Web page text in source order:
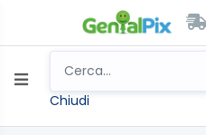
Chiudi